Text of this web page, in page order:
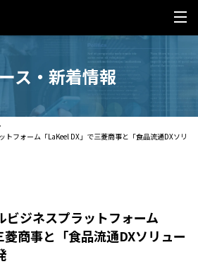
ス・新着情報
トフォーム「LaKeel DX」で三菱商事と「食品流通DXソリ
ビジネスプラットフォーム
菱商事と「食品流通DXソリュー